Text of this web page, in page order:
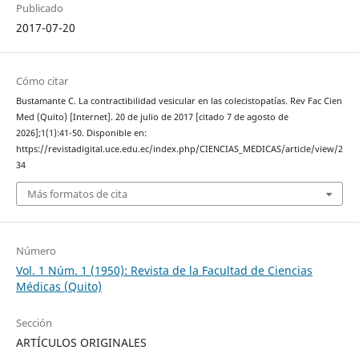
Publicado
2017-07-20
Cómo citar
Bustamante C. La contractibilidad vesicular en las colecistopatías. Rev Fac Cien
Med (Quito) [Internet]. 20 de julio de 2017 [citado 7 de agosto de
2026];1(1):41-50. Disponible en:
https://revistadigital.uce.edu.ec/index.php/CIENCIAS_MEDICAS/article/view/2
34
Más formatos de cita
Número
Vol. 1 Núm. 1 (1950): Revista de la Facultad de Ciencias
Médicas (Quito)
Sección
ARTÍCULOS ORIGINALES